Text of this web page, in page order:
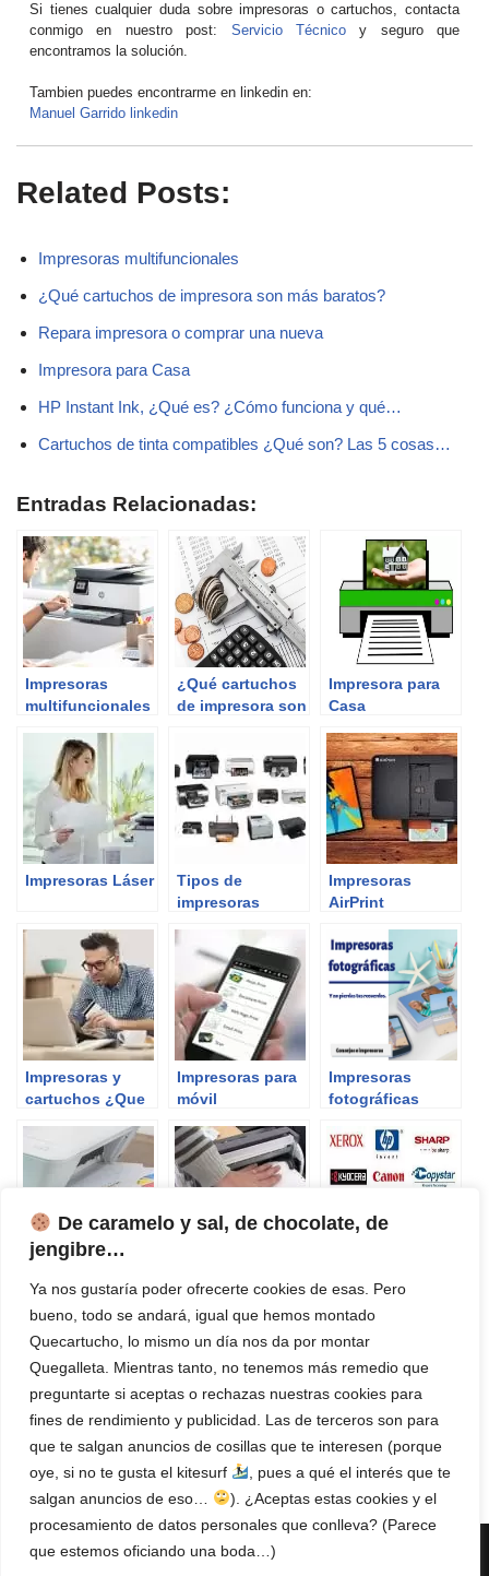
De caramelo y sal, de chocolate, de
jengibre…
Ya nos gustaría poder ofrecerte cookies de esas. Pero
bueno, todo se andará, igual que hemos montado
Quecartucho, lo mismo un día nos da por montar
Quegalleta. Mientras tanto, no tenemos más remedio que
preguntarte si aceptas o rechazas nuestras cookies para
fines de rendimiento y publicidad. Las de terceros son para
que te salgan anuncios de cosillas que te interesen (porque
oye, si no te gusta el kitesurf
, pues a qué el interés que te
salgan anuncios de eso…
). ¿Aceptas estas cookies y el
procesamiento de datos personales que conlleva? (Parece
que estemos oficiando una boda…)
Si tienes cualquier duda sobre impresoras o cartuchos, contacta
conmigo en nuestro post: Servicio Técnicoy seguro que
encontramos la solución.
Tambien puedes encontrarme en linkedin en:
Manuel Garrido linkedin
Related Posts:
Impresoras multifuncionales
¿Qué cartuchos de impresora son más baratos?
Repara impresora o comprar una nueva
Impresora para Casa
HP Instant Ink, ¿Qué es? ¿Cómo funciona y qué…
Cartuchos de tinta compatibles ¿Qué son? Las 5 cosas…
Entradas Relacionadas:
Impresoras
multifuncionales
¿Qué cartuchos
de impresora son
Impresora para
Casa
Impresoras Láser
Tipos de
impresoras
Impresoras
AirPrint
Impresoras y
cartuchos ¿Que
comprar?
Impresoras para
móvil
Impresoras
fotográficas
doble cara en
Mac
Matriciales
mejores marcas
de impresoras?
Impresoras
Baratas
Configurar
impresora en red
{current_single_title} en